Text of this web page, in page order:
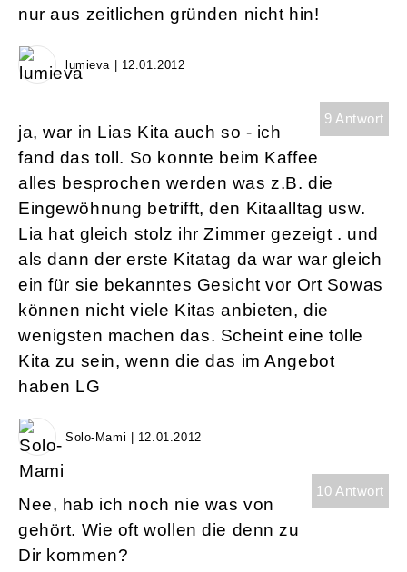
nur aus zeitlichen gründen nicht hin!
lumieva | 12.01.2012
9 Antwort
ja, war in Lias Kita auch so - ich
fand das toll. So konnte beim Kaffee
alles besprochen werden was z.B. die
Eingewöhnung betrifft, den Kitaalltag usw.
Lia hat gleich stolz ihr Zimmer gezeigt . und
als dann der erste Kitatag da war war gleich
ein für sie bekanntes Gesicht vor Ort Sowas
können nicht viele Kitas anbieten, die
wenigsten machen das. Scheint eine tolle
Kita zu sein, wenn die das im Angebot
haben LG
Solo-Mami | 12.01.2012
10 Antwort
Nee, hab ich noch nie was von
gehört. Wie oft wollen die denn zu
Dir kommen?